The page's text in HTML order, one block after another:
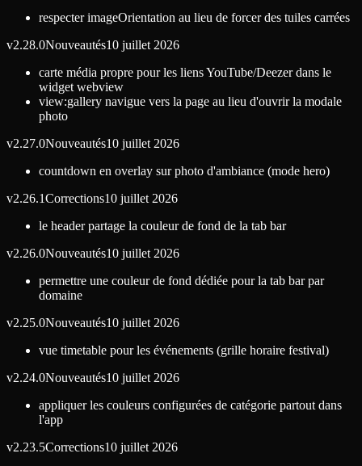
respecter imageOrientation au lieu de forcer des tuiles carrées
v2.28.0Nouveautés10 juillet 2026
carte média propre pour les liens YouTube/Deezer dans le
widget webview
view:gallery navigue vers la page au lieu d'ouvrir la modale
photo
v2.27.0Nouveautés10 juillet 2026
countdown en overlay sur photo d'ambiance (mode hero)
v2.26.1Corrections10 juillet 2026
le header partage la couleur de fond de la tab bar
v2.26.0Nouveautés10 juillet 2026
permettre une couleur de fond dédiée pour la tab bar par
domaine
v2.25.0Nouveautés10 juillet 2026
vue timetable pour les événements (grille horaire festival)
v2.24.0Nouveautés10 juillet 2026
appliquer les couleurs configurées de catégorie partout dans
l'app
v2.23.5Corrections10 juillet 2026